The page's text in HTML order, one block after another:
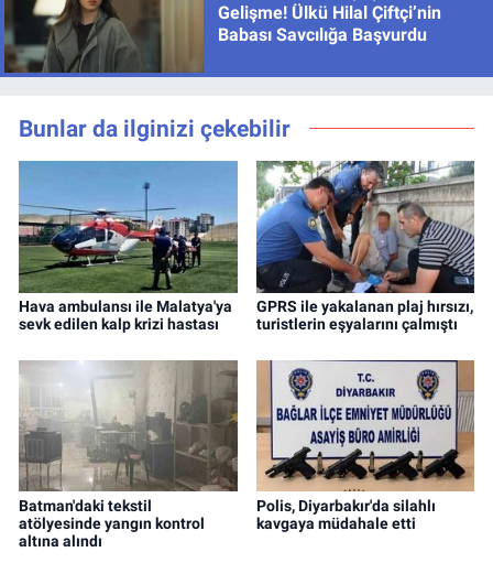
Gelişme! Ülkü Hilal Çiftçi’nin
Babası Savcılığa Başvurdu
Bunlar da ilginizi çekebilir
Hava ambulansı ile Malatya'ya
sevk edilen kalp krizi hastası
GPRS ile yakalanan plaj hırsızı,
turistlerin eşyalarını çalmıştı
Batman'daki tekstil
atölyesinde yangın kontrol
altına alındı
Polis, Diyarbakır'da silahlı
kavgaya müdahale etti